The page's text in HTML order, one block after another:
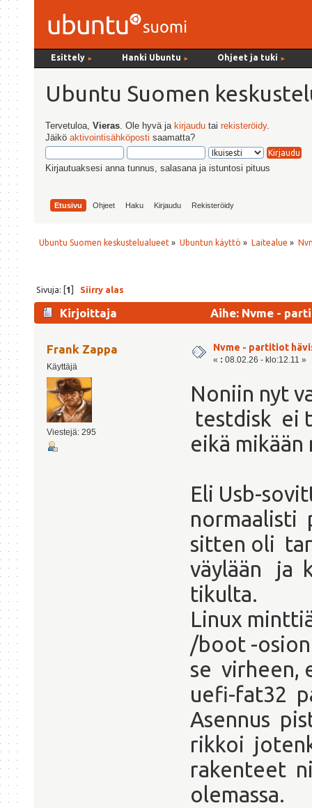
Esittely ► Hanki Ubuntu ► Ohjeet ja tuki ►
Ubuntu Suomen
Tervetuloa,Vieras . Ole hyvä ja kirjaudu tairekisteröidy.
Jäiköaktivointisähköposti saamatta?
Kirjautuaksesi anna tunnus, salasana ja istuntosi pituus
Etusivu Ohjeet Haku Kirjaudu Rekisteröidy
Ubuntu Suomen keskustelualueet » Ubuntun käyttö » Laitealue »
Sivuja: [1] Siirry alas
Kirjoittaja Aihe: Nvme -
Frank Zappa
Käyttäjä
Viestejä: 295
Nvme - partitiot
« : 08.02.26 - klo:12.11 »
Noniin nyt
testdisk ei
eikä mikään
Eli Usb-
normaalisti
sitten oli
väylään ja
tikulta.
Linux
/boot -
se virheen,
uefi-fat32
Asennus
rikkoi
rakenteet
olemassa.